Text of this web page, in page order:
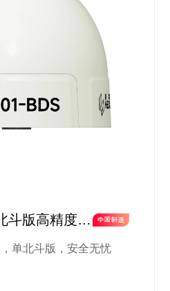
斗版高精度监
单北斗版，安全无忧